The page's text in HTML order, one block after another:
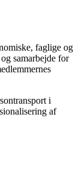
faglige og
samarbejde for
i
af